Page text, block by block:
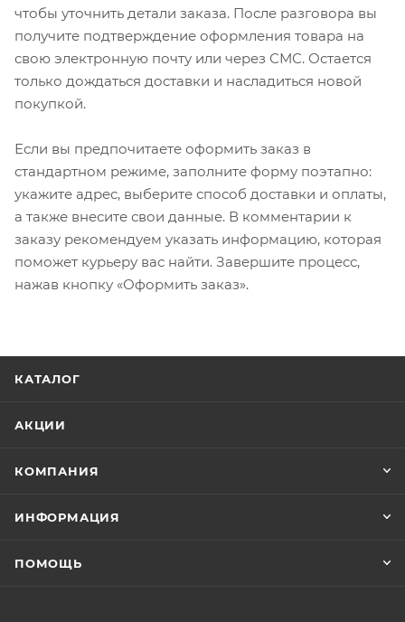
чтобы уточнить детали заказа. После разговора вы
получите подтверждение оформления товара на
свою электронную почту или через СМС. Остается
только дождаться доставки и насладиться новой
покупкой.
Если вы предпочитаете оформить заказ в
стандартном режиме, заполните форму поэтапно:
укажите адрес, выберите способ доставки и оплаты,
а также внесите свои данные. В комментарии к
заказу рекомендуем указать информацию, которая
поможет курьеру вас найти. Завершите процесс,
нажав кнопку «Оформить заказ».
КАТАЛОГ
АКЦИИ
КОМПАНИЯ
ИНФОРМАЦИЯ
ПОМОЩЬ